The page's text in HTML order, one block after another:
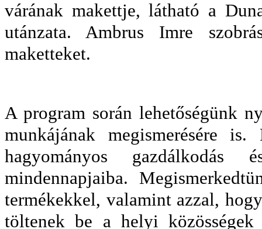
várának makettje, látható a
utánzata. Ambrus Imre
maketteket.
A program során lehetőségünk
munkájának megismerésére
hagyományos gazdálkodás
mindennapjaiba.
termékekkel, valamint azzal,
töltenek be a helyi közösségek